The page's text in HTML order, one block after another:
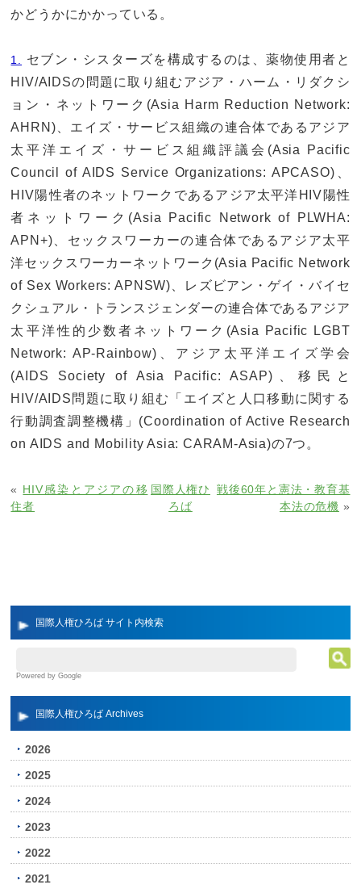
国際人権ひろば サイト内検索
Powered by Google
国際人権ひろば Archives
2026
2025
2024
2023
2022
2021
かどうかにかかっている。
1. セブン・シスターズを構成するのは、薬物使用者と
HIV/AIDSの問題に取り組むアジア・ハーム・リダクシ
ョン・ネットワーク(Asia Harm Reduction Network:
AHRN)、エイズ・サービス組織の連合体であるアジア
太平洋エイズ・サービス組織評議会(Asia Pacific
Council of AIDS Service Organizations: APCASO)、
HIV陽性者のネットワークであるアジア太平洋HIV陽性
者ネットワーク(Asia Pacific Network of PLWHA:
APN+)、セックスワーカーの連合体であるアジア太平
洋セックスワーカーネットワーク(Asia Pacific Network
of Sex Workers: APNSW)、レズビアン・ゲイ・バイセ
クシュアル・トランスジェンダーの連合体であるアジア
太平洋性的少数者ネットワーク(Asia Pacific LGBT
Network: AP-Rainbow)、アジア太平洋エイズ学会
(AIDS Society of Asia Pacific: ASAP)、移民と
HIV/AIDS問題に取り組む「エイズと人口移動に関する
行動調査調整機構」(Coordination of Active Research
on AIDS and Mobility Asia: CARAM-Asia)の7つ。
« HIV感染とアジアの移
住者
戦後60年と憲法・教育基
本法の危機 »
国際人権ひ
ろば